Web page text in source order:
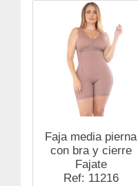
Faja media pierna
con bra y cierre
Fajate
Ref: 11216